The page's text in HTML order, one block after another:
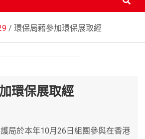
環保局藉參加環保展取經
環保展取經
護局於本年10月26日組團參與在香港